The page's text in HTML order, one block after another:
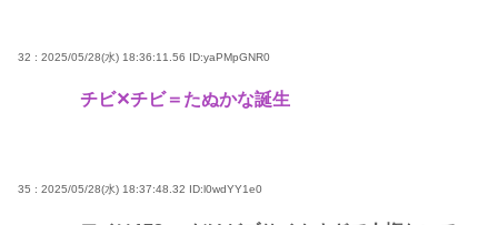
32 : 2025/05/28(水) 18:36:11.56 ID:yaPMpGNR0
チビ✕チビ＝たぬかな誕生
35 : 2025/05/28(水) 18:37:48.32 ID:l0wdYY1e0